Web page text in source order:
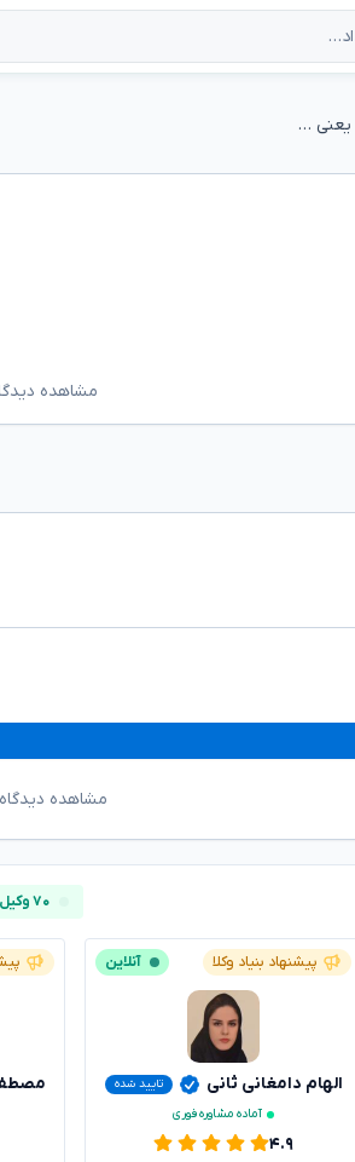
تو سیستم نوشته پرونده مختومه شده؛ یعنی میشه؟
مشاهده
مشاهده
۷۰ وکیل آنلاین
پیشنهاد بنیاد وکلا آنلاین
الهام دامغانی ثانی
تایید شده
آماده مشاوره فوری
۴.۹